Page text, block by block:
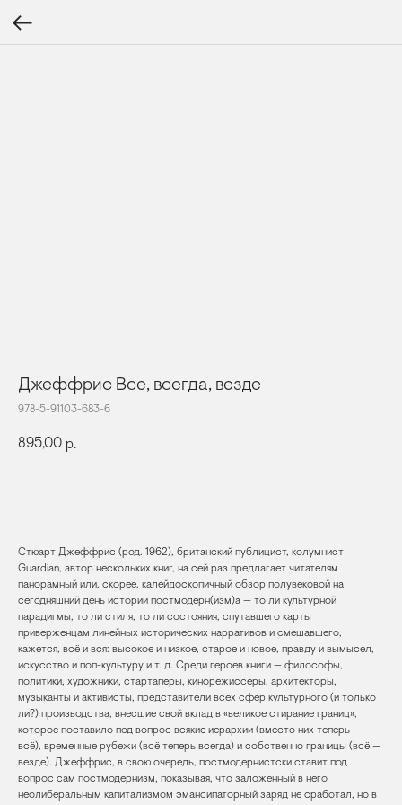
Джеффрис Все, всегда, везде
978-5-91103-683-6
895,00 р.
Стюарт Джеффрис (род. 1962), британский публицист, колумнист
Guardian, автор нескольких книг, на сей раз предлагает читателям
панорамный или, скорее, калейдоскопичный обзор полувековой на
сегодняшний день истории постмодерн(изм)а — то ли культурной
парадигмы, то ли стиля, то ли состояния, спутавшего карты
приверженцам линейных исторических нарративов и смешавшего,
кажется, всё и вся: высокое и низкое, старое и новое, правду и вымысел,
искусство и поп-культуру и т. д. Среди героев книги — философы,
политики, художники, стартаперы, кинорежиссеры, архитекторы,
музыканты и активисты, представители всех сфер культурного (и только
ли?) производства, внесшие свой вклад в «великое стирание границ»,
которое поставило под вопрос всякие иерархии (вместо них теперь —
всё), временные рубежи (всё теперь всегда) и собственно границы (всё —
везде). Джеффрис, в свою очередь, постмодернистски ставит под
вопрос сам постмодернизм, показывая, что заложенный в него
неолиберальным капитализмом эмансипаторный заряд не сработал, но в